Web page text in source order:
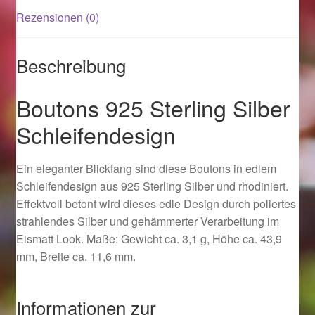
Magisches und Festliches zu Halloween 2022
Mein Konto
Logout
Ostergeschenke finden für Ostern 2015
Ostergeschenke finden für Ostern 2016
Ostergeschenke finden für Ostern 2017
Rezensionen (0)
Beschreibung
Boutons 925 Sterling Silber
Schleifendesign
Ein eleganter Blickfang sind diese Boutons in edlem
Schleifendesign aus 925 Sterling Silber und rhodiniert.
Effektvoll betont wird dieses edle Design durch poliertes
strahlendes Silber und gehämmerter Verarbeitung im
Eismatt Look. Maße: Gewicht ca. 3,1 g, Höhe ca. 43,9
mm, Breite ca. 11,6 mm.
Informationen zur